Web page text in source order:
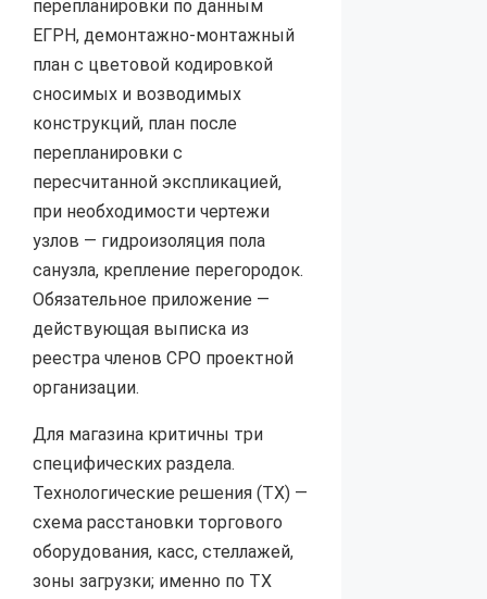
перепланировки по данным
ЕГРН, демонтажно-монтажный
план с цветовой кодировкой
сносимых и возводимых
конструкций, план после
перепланировки с
пересчитанной экспликацией,
при необходимости чертежи
узлов — гидроизоляция пола
санузла, крепление перегородок.
Обязательное приложение —
действующая выписка из
реестра членов СРО проектной
организации.
Для магазина критичны три
специфических раздела.
Технологические решения (ТХ) —
схема расстановки торгового
оборудования, касс, стеллажей,
зоны загрузки; именно по ТХ